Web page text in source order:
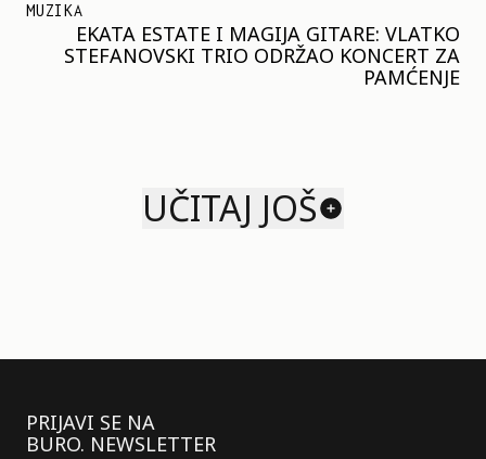
MUZIKA
EKATA ESTATE I MAGIJA GITARE: VLATKO
STEFANOVSKI TRIO ODRŽAO KONCERT ZA
PAMĆENJE
UČITAJ JOŠ
PRIJAVI SE NA
BURO. NEWSLETTER